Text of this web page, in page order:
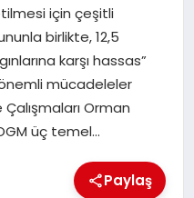
için çeşitli
birlikte, 12,5
karşı hassas”
mücadeleler
Orman
üç temel…
Paylaş